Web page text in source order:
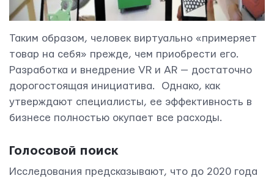
Таким образом, человек виртуально «примеряет
товар на себя» прежде, чем приобрести его.
Разработка и внедрение VR и AR — достаточно
дорогостоящая инициатива. Однако, как
утверждают специалисты, ее эффективность в
бизнесе полностью окупает все расходы.
Голосовой поиск
Исследования предсказывают, что до 2020 года